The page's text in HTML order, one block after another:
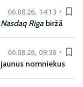
06.08.26, 14:13
Nasdaq Riga biržā
06.08.26, 09:36
nomniekus